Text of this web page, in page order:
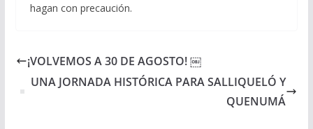
hagan con precaución.
¡VOLVEMOS A 30 DE AGOSTO! ￼
UNA JORNADA HISTÓRICA PARA SALLIQUELÓ Y
QUENUMÁ